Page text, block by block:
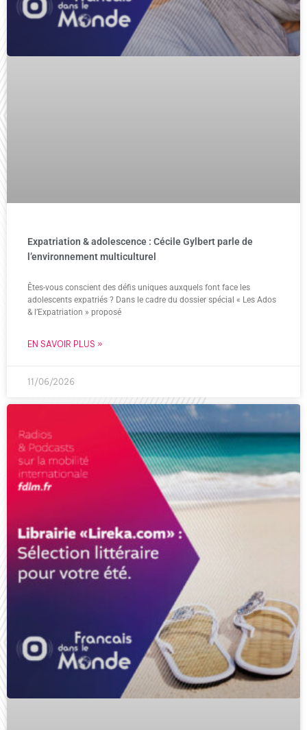
Expatriation & adolescence : Cécile Gylbert parle de
l’environnement multiculturel
Êtes-vous conscient des défis uniques auxquels font face les
adolescents expatriés ? Dans le cadre du dossier spécial « Les Ados
& l’Expatriation » proposé
EN SAVOIR PLUS »
11/06/2026